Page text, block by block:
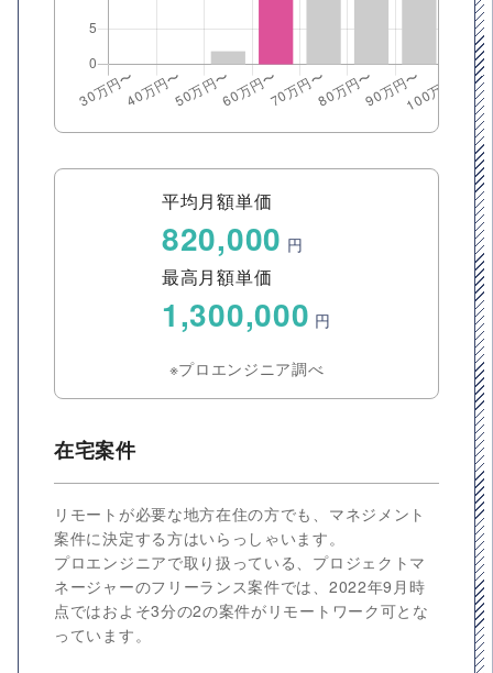
平均月額単価
820,000 円
最高月額単価
1,300,000 円
※プロエンジニア調べ
在宅案件
リモートが必要な地方在住の方でも、マネジメント
案件に決定する方はいらっしゃいます。
プロエンジニアで取り扱っている、プロジェクトマ
ネージャーのフリーランス案件では、2022年9月時
点ではおよそ3分の2の案件がリモートワーク可とな
っています。